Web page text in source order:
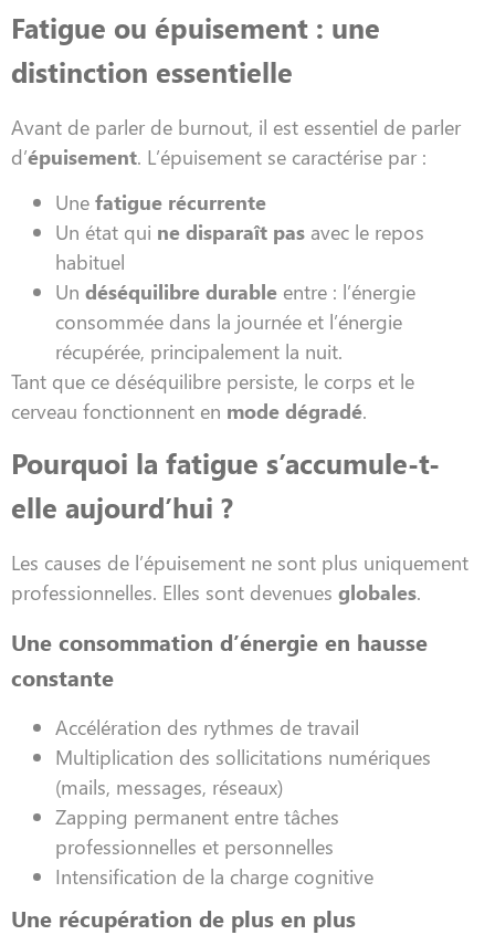
Fatigue ou épuisement : une
distinction essentielle
Avant de parler de burnout, il est essentiel de parler
d’épuisement. L’épuisement se caractérise par :
Une fatigue récurrente
Un état qui ne disparaît pas avec le repos
habituel
Un déséquilibre durable entre : l’énergie
consommée dans la journée et l’énergie
récupérée, principalement la nuit.
Tant que ce déséquilibre persiste, le corps et le
cerveau fonctionnent en mode dégradé.
Pourquoi la fatigue s’accumule-t-
elle aujourd’hui ?
Les causes de l’épuisement ne sont plus uniquement
professionnelles. Elles sont devenues globales.
Une consommation d’énergie en hausse
constante
Accélération des rythmes de travail
Multiplication des sollicitations numériques
(mails, messages, réseaux)
Zapping permanent entre tâches
professionnelles et personnelles
Intensification de la charge cognitive
Une récupération de plus en plus